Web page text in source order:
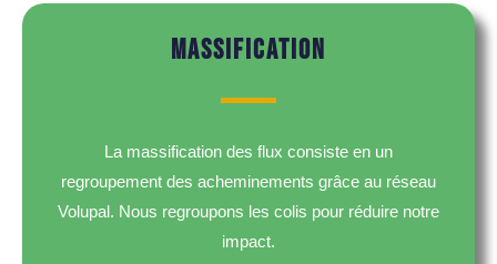
MASSIFICATION
La massification des flux consiste en un
regroupement des acheminements grâce au réseau
Volupal. Nous regroupons les colis pour réduire notre
impact.